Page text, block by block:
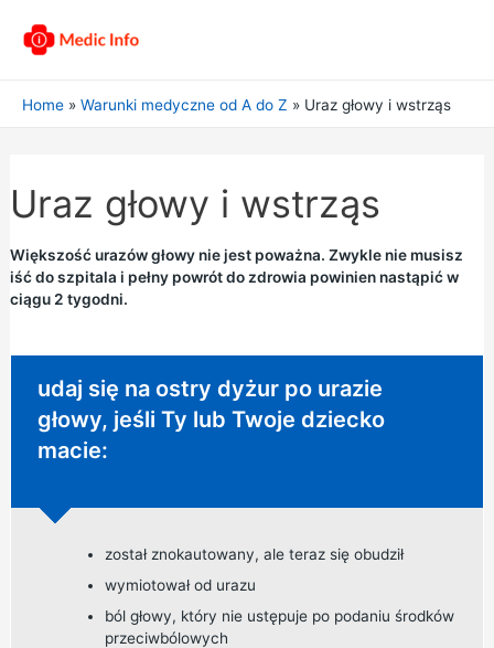
Home Warunki medyczne od A do Z Uraz głowy i wstrząs
Uraz głowy i wstrząs
Większość urazów głowy nie jest poważna. Zwykle nie musisz
iść do szpitala i pełny powrót do zdrowia powinien nastąpić w
ciągu 2 tygodni.
Pilna rada:
udaj się na ostry dyżur po urazie
głowy, jeśli Ty lub Twoje dziecko
macie:
został znokautowany, ale teraz się obudził
wymiotował od urazu
ból głowy, który nie ustępuje po podaniu środków
przeciwbólowych